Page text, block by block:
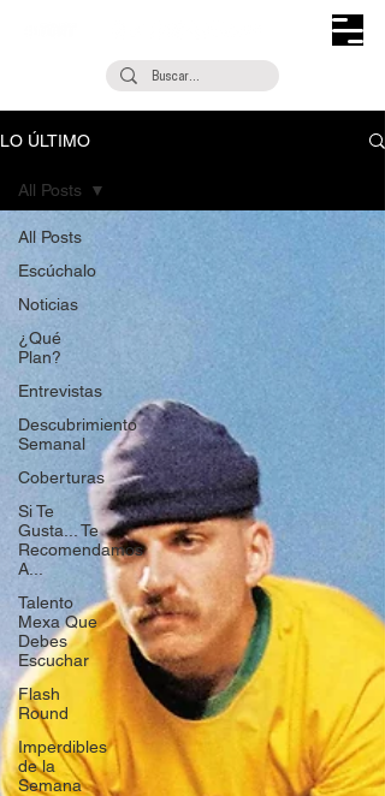
LO ÚLTIMO
All Posts
Escúchalo
Noticias
¿Qué
Plan?
Entrevistas
Descubrimiento
Semanal
Coberturas
Si Te
Gusta... Te
Recomendamos
A...
Talento
Mexa Que
Debes
Escuchar
Flash
Round
Imperdibles
de la
Semana
All Posts